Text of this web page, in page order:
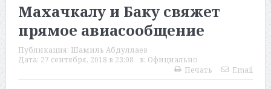
Махачкалу и Баку свяжет
прямое авиасообщение
Публикация: Шамиль Абдуллаев
Дата: 27 сентября, 2018 в 23:08 в: Официально
Печать
Email